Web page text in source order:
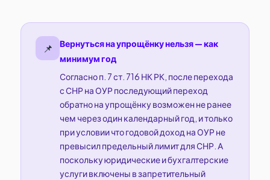
📌
Вернуться на упрощёнку нельзя — как
минимум год
Согласно п. 7 ст. 716 НК РК, после перехода
с СНР на ОУР последующий переход
обратно на упрощёнку возможен не ранее
чем через один календарный год, и только
при условии что годовой доход на ОУР не
превысил предельный лимит для СНР. А
поскольку юридические и бухгалтерские
услуги включены в запретительный